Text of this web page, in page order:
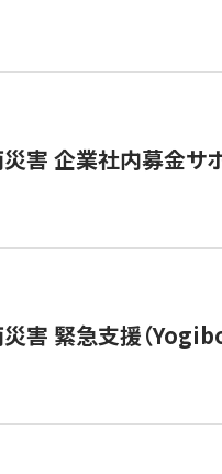
害 企業社内募金サ
緊急支援（Yogibo